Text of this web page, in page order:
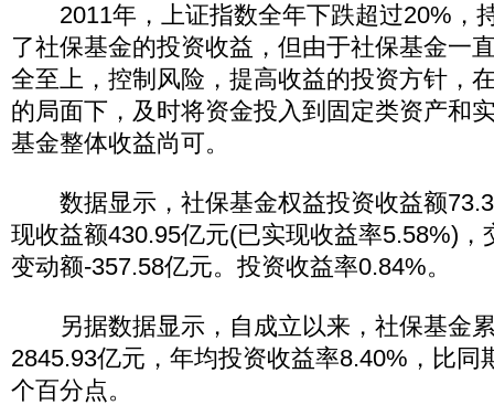
2011年，上证指数全年下跌超过20%，
了社保基金的投资收益，但由于社保基金一
全至上，控制风险，提高收益的投资方针，
的局面下，及时将资金投入到固定类资产和
基金整体收益尚可。
数据显示，社保基金权益投资收益额
现收益额430.95亿元(已实现收益率5.58%)，
变动额-357.58亿元。投资收益率0.84%。
另据数据显示，自成立以来，社保基金
2845.93亿元，年均投资收益率8.40%，比同
个百分点。